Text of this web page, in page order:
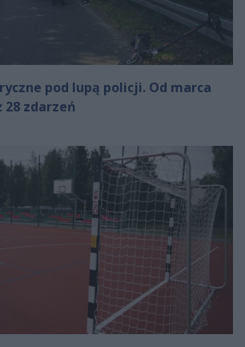
pod lupą policji. Od marca
zdarzeń